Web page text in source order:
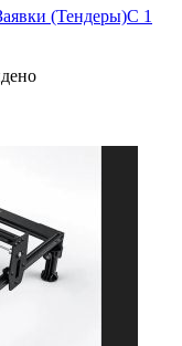
(Тендеры)С 1